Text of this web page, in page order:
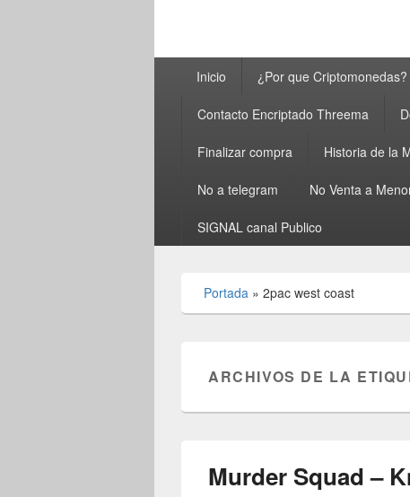
principalInicio ¿Por que Criptomonedas?
Contacto Encriptado Threema
Finalizar compra Historia de la
No a telegram No Venta a
SIGNAL canal Publico
Portada » 2pac west coast
ARCHIVOS DE LA
Murder Squad –